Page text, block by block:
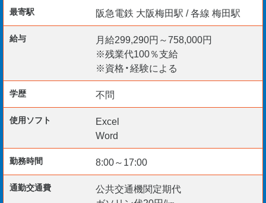
拠点となるオフィスは大阪梅田の駅チカです。
培ったスキルをココで活かしてみませんか？
ご応募お待ちしています。
☆給与仮払い制度アリ
☆資格取得支援制度アリ
☆リモート面談 随時実施中
最寄駅 阪急電鉄 大阪梅田駅 / 各線 梅田駅
給与
月給299,290円～758,000円
※残業代100％支給
※資格・経験による
学歴 不問
使用ソフト
Excel
Word
勤務時間 8:00～17:00
通勤交通費
公共交通機関定期代